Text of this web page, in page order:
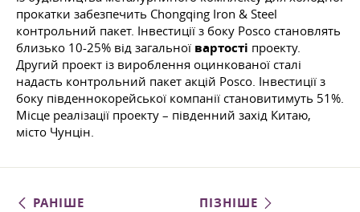
прокатки забезпечить Chongqing Iron & Steel
контрольний пакет. Інвестиції з боку Posco становлять
близько 10-25% від загальної вартості проекту.
Другий проект із вироблення оцинкованої сталі
надасть контрольний пакет акцій Posco. Інвестиції з
боку південнокорейської компанії становитимуть 51%.
Місце реалізації проекту – південний захід Китаю,
місто Чунцін.
РАНІШЕ ПІЗНІШЕ